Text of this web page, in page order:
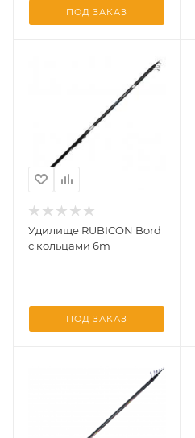
ПОД ЗАКАЗ
Удилище RUBICON Bord
с кольцами 6m
ПОД ЗАКАЗ